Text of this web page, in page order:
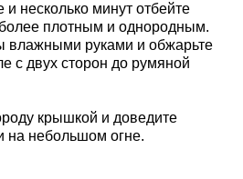
несколько минут отбейте
плотным и однородным.
влажными руками и обжарьте
с двух сторон до румяной
крышкой и доведите
на небольшом огне.